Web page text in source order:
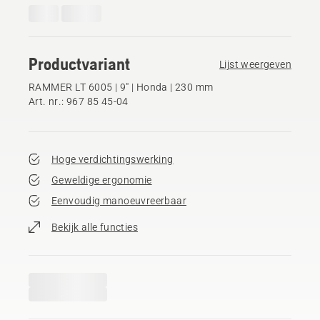
Productvariant
Lijst weergeven
RAMMER LT 6005 | 9" | Honda | 230 mm
Art. nr.: 967 85 45‑04
Hoge verdichtingswerking
Geweldige ergonomie
Eenvoudig manoeuvreerbaar
Bekijk alle functies